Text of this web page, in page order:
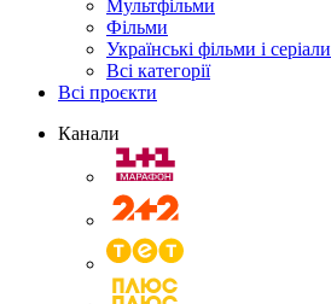
Мультфільми
Фільми
Українські фільми і серіали
Всі категорії
Всі проєкти
Канали